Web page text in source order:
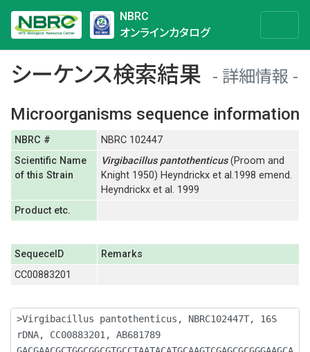
NBRC
オンラインカタログ
シーケンス検索結果
詳細情報
Microorganisms sequence information
NBRC #
NBRC 102447
Scientific Name
of this Strain
Virgibacillus pantothenticus(Proom and
Knight 1950) Heyndrickx et al.1998 emend.
Heyndrickx et al. 1999
Product etc.
SequeceID
Remarks
CC00883201